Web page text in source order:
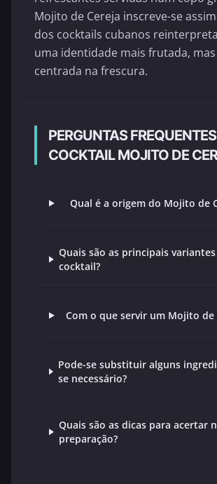
Mojito de Cereja inscreve-se
dos cocktails cubanos
uma identidade mais frutada,
centrada na frescura.
PERGUNTAS
COCKTAIL MOJITO DE
Qual é a origem do Mojito de
Quais são as principais
cocktail?
Com o que servir um Mojito de
Pode-se substituir alguns
se necessário?
Quais são as dicas para acertar
preparação?